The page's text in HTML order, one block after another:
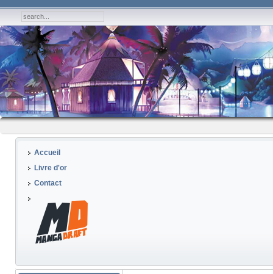
Accueil
Livre d'or
Contact